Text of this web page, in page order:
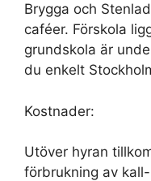
Brygga och
caféer. Förskola
grundskola är
du enkelt
Kostnader:
Utöver hyran
förbrukning av